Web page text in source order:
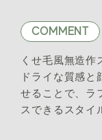
COMMENT
くせ毛風無造作
ドライな質感と
せることで、ラ
スできるスタイ